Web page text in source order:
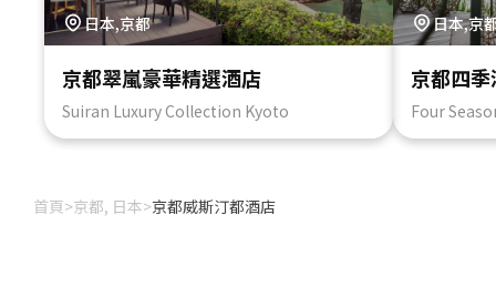
日本,京都
京都翠嵐豪華精選酒店
Suiran Luxury Collection Kyoto
日本,京
京都四
Four
首頁>京都, 日本>京都威斯汀都酒店